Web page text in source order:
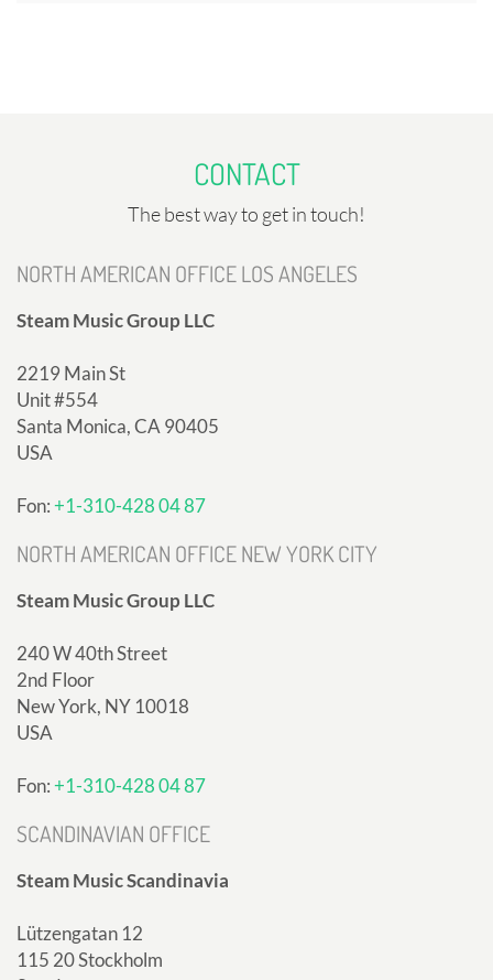
CONTACT
The best way to get in touch!
NORTH AMERICAN OFFICE LOS ANGELES
Steam Music Group LLC
2219 Main St
Unit #554
Santa Monica, CA 90405
USA
Fon:+1-310-428 04 87
NORTH AMERICAN OFFICE NEW YORK CITY
Steam Music Group LLC
240 W 40th Street
2nd Floor
New York, NY 10018
USA
Fon:+1-310-428 04 87
SCANDINAVIAN OFFICE
Steam Music Scandinavia
Lützengatan 12
115 20 Stockholm